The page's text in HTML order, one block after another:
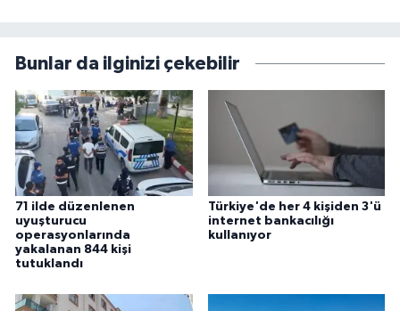
Bunlar da ilginizi çekebilir
71 ilde düzenlenen
uyuşturucu
operasyonlarında
yakalanan 844 kişi
tutuklandı
Türkiye'de her 4 kişiden 3'ü
internet bankacılığı
kullanıyor